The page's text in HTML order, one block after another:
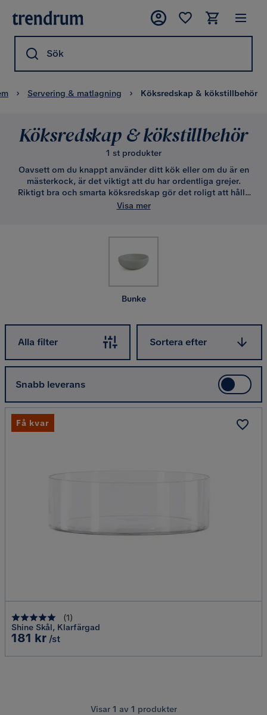
Sök
Servering & matlagning Köksredskap & kökstillbehör
Köksredskap & kökstillbehör
1 st produkter
Oavsett om du knappt använder ditt kök eller om du är en
mästerkock, är det viktigt att du har ordentliga grejer.
Riktigt bra och smarta köksredskap gör det roligt att hålla
på i köket. Så om du har svårt för att laga mat, se först till
bakning alltid vara kul.
Visa mer
Bunke
Alla filter
Sortera efter
Snabb leverans
(1)
Shine Skål, Klarfärgad
Pris
181 kr /st
Få kvar
Visar 1 av 1 produkter